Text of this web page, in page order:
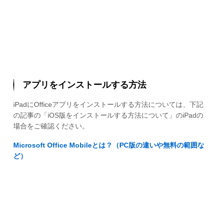
アプリをインストールする方法
iPadにOfficeアプリをインストールする方法については、下記
の記事の「iOS版をインストールする方法について」のiPadの
場合をご確認ください。
Microsoft Office Mobileとは？（PC版の違いや無料の範囲な
ど）